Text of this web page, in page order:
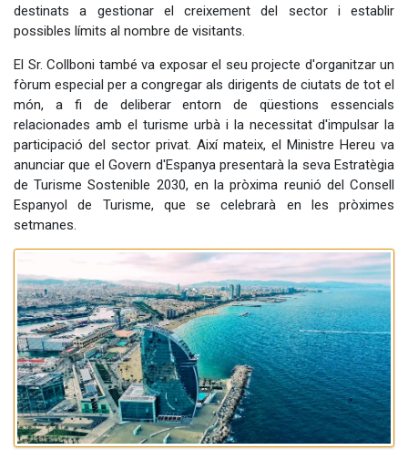
destinats a gestionar el creixement del sector i establir
possibles límits al nombre de visitants.
El Sr. Collboni també va exposar el seu projecte d'organitzar un
fòrum especial per a congregar als dirigents de ciutats de tot el
món, a fi de deliberar entorn de qüestions essencials
relacionades amb el turisme urbà i la necessitat d'impulsar la
participació del sector privat. Així mateix, el Ministre Hereu va
anunciar que el Govern d'Espanya presentarà la seva Estratègia
de Turisme Sostenible 2030, en la pròxima reunió del Consell
Espanyol de Turisme, que se celebrarà en les pròximes
setmanes.